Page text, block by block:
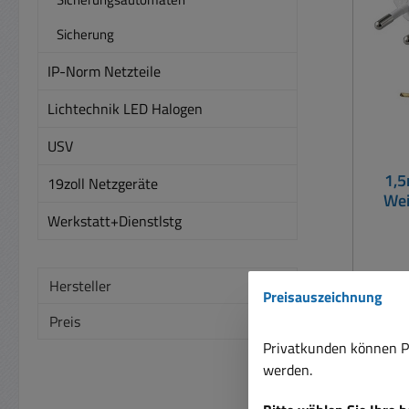
Sicherung
IP-Norm Netzteile
Lichtechnik LED Halogen
USV
19zoll Netzgeräte
Werkstatt+Dienstlstg
Hersteller
Preis
Preisauszeichnung
Privatkunden können
werden.